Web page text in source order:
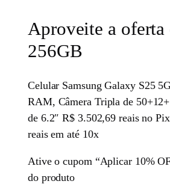
Aproveite a oferta
256GB
Celular Samsung Galaxy S25
RAM, Câmera Tripla de
de 6.2″ R$ 3.502,69 reais no
reais em até 10x
Ative o cupom “Aplicar 10%
do produto